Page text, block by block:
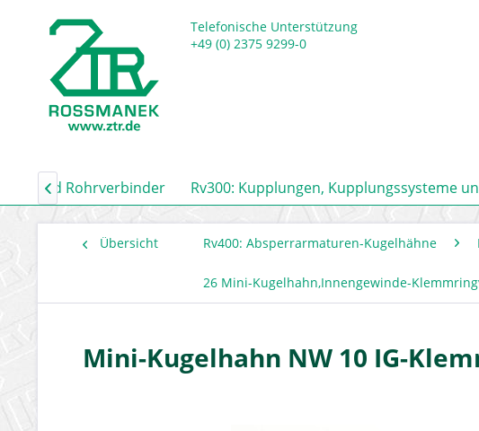
Telefonische Unterstützung
+49 (0) 2375 9299-0
und Rohrverbinder Rv300: Kupplungen, Kupplungssysteme

Übersicht Rv400: Absperrarmaturen-Kugelhähne
26 Mini-Kugelhahn,Innengewinde-
Mini-Kugelhahn NW 10 IG-